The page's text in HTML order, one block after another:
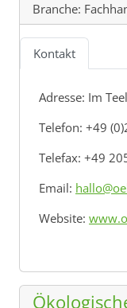
Branche:
Kontakt
Adresse: Im
Telefon: +49
Telefax: +49
Email:
Website: